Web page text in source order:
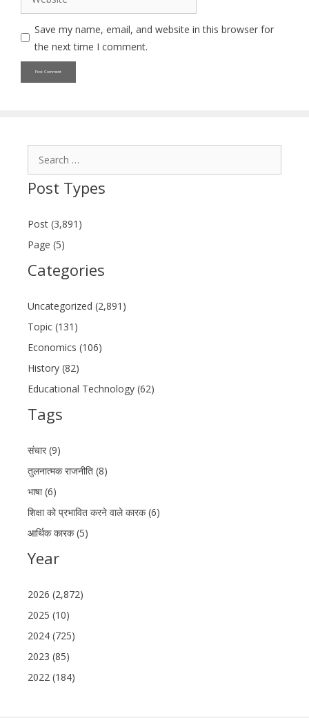
Save my name, email, and website in this browser for
the next time I comment.
Post Types
Post (3,891)
Page (5)
Categories
Uncategorized (2,891)
Topic (131)
Economics (106)
History (82)
Educational Technology (62)
Tags
संचार (9)
तुलनात्मक राजनीति (8)
भाषा (6)
शिक्षा को प्रभावित करने वाले कारक (6)
आर्थिक कारक (5)
Year
2026 (2,872)
2025 (10)
2024 (725)
2023 (85)
2022 (184)